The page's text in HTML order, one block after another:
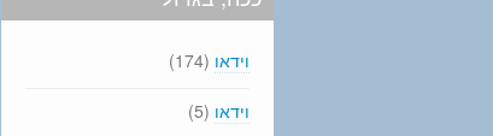
וידאו (174)
וידאו (5)